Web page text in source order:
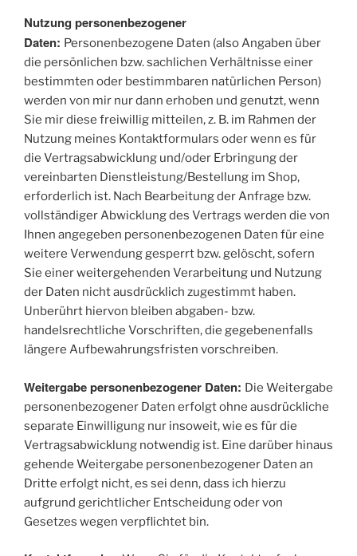
Nutzung personenbezogener
Daten: Personenbezogene Daten (also Angaben über
die persönlichen bzw. sachlichen Verhältnisse einer
bestimmten oder bestimmbaren natürlichen Person)
werden von mir nur dann erhoben und genutzt, wenn
Sie mir diese freiwillig mitteilen, z. B. im Rahmen der
Nutzung meines Kontaktformulars oder wenn es für
die Vertragsabwicklung und/oder Erbringung der
vereinbarten Dienstleistung/Bestellung im Shop,
erforderlich ist. Nach Bearbeitung der Anfrage bzw.
vollständiger Abwicklung des Vertrags werden die von
Ihnen angegeben personenbezogenen Daten für eine
weitere Verwendung gesperrt bzw. gelöscht, sofern
Sie einer weitergehenden Verarbeitung und Nutzung
der Daten nicht ausdrücklich zugestimmt haben.
Unberührt hiervon bleiben abgaben- bzw.
handelsrechtliche Vorschriften, die gegebenenfalls
längere Aufbewahrungsfristen vorschreiben.
Weitergabe personenbezogener Daten: Die Weitergabe
personenbezogener Daten erfolgt ohne ausdrückliche
separate Einwilligung nur insoweit, wie es für die
Vertragsabwicklung notwendig ist. Eine darüber hinaus
gehende Weitergabe personenbezogener Daten an
Dritte erfolgt nicht, es sei denn, dass ich hierzu
aufgrund gerichtlicher Entscheidung oder von
Gesetzes wegen verpflichtet bin.